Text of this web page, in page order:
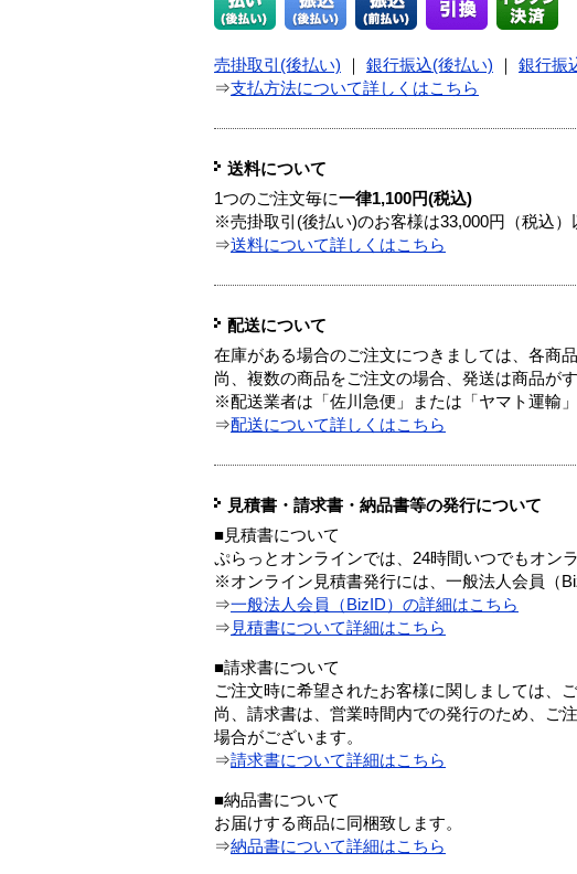
売掛取引(後払い) 銀行振込(後払い) 銀行振
⇒支払方法について詳しくはこちら
送料について
1つのご注文毎に一律1,100円(税込)
※売掛取引(後払い)のお客様は33,000円（税込）
⇒送料について詳しくはこちら
配送について
在庫がある場合のご注文につきましては、各商
尚、複数の商品をご注文の場合、発送は商品が
※配送業者は「佐川急便」または「ヤマト運輸
⇒配送について詳しくはこちら
見積書・請求書・納品書等の発行について
■見積書について
ぷらっとオンラインでは、24時間いつでもオン
※オンライン見積書発行には、一般法人会員（
⇒一般法人会員（BizID）の詳細はこちら
⇒ 見積書について詳細はこちら
■請求書について
ご注文時に希望されたお客様に関しましては、
尚、請求書は、営業時間内での発行のため、ご
場合がございます。
⇒請求書について詳細はこちら
■納品書について
お届けする商品に同梱致します。
⇒納品書について詳細はこちら